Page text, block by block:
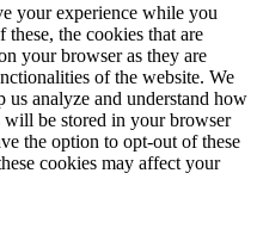
your experience while you
the cookies that are
your browser as they are
of the website. We
us analyze and understand how
will be stored in your browser
the option to opt-out of these
cookies may affect your